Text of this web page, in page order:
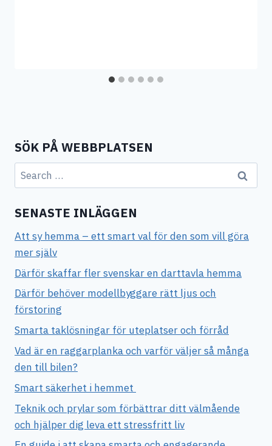
SÖK PÅ WEBBPLATSEN
Search
for:
SENASTE INLÄGGEN
Att sy hemma – ett smart val för den som vill göra
mer själv
Därför skaffar fler svenskar en darttavla hemma
Därför behöver modellbyggare rätt ljus och
förstoring
Smarta taklösningar för uteplatser och förråd
Vad är en raggarplanka och varför väljer så många
den till bilen?
Smart säkerhet i hemmet
Teknik och prylar som förbättrar ditt välmående
och hjälper dig leva ett stressfritt liv